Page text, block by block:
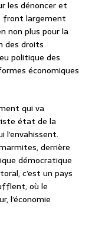
les dénoncer et
front largement
non plus pour la
des droits
politique des
économiques
qui va
état de la
l’envahissent.
derrière
démocratique
c’est un pays
où le
l’économie